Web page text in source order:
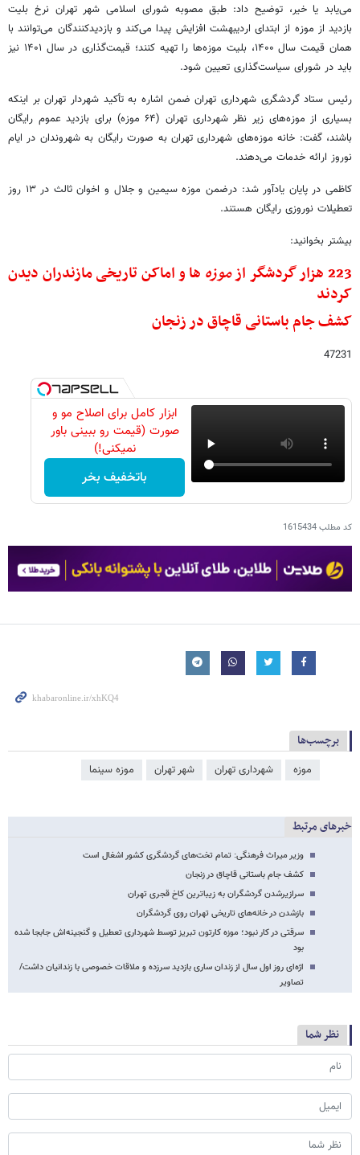
می‌یابد یا خیر، توضیح داد: طبق مصوبه شورای اسلامی شهر تهران نرخ بلیت
بازدید از موزه از ابتدای اردیبهشت افزایش پیدا می‌کند و بازدیدکنندگان می‌توانند با
همان قیمت سال ۱۴۰۰، بلیت موزه‌ها را تهیه کنند؛ قیمت‌گذاری در سال ۱۴۰۱ نیز
باید در شورای سیاست‌گذاری تعیین شود.
رئیس ستاد گردشگری شهرداری تهران ضمن اشاره به تأکید شهردار تهران بر اینکه
بسیاری از موزه‌های زیر نظر شهرداری تهران (۶۴ موزه) برای بازدید عموم رایگان
باشند، گفت: خانه موزه‌های شهرداری تهران به صورت رایگان به شهروندان در ایام
نوروز ارائه خدمات می‌دهند.
کاظمی در پایان یادآور شد: درضمن موزه سیمین و جلال و اخوان ثالث در ۱۳ روز
تعطیلات نوروزی رایگان هستند.
بیشتر بخوانید:
223 هزار گردشگر از موزه ها و اماکن تاریخی مازندران دیدن
کردند
کشف جام باستانی قاچاق در زنجان
47231
ابزار کامل برای اصلاح مو و
صورت (قیمت رو ببینی باور
نمیکنی!)
باتخفیف بخر
کد مطلب1615434
برچسب‌ها
موزه شهرداری تهران شهر تهران موزه سینما
خبرهای مرتبط
وزیر میراث فرهنگی: تمام تخت‌های گردشگری کشور اشغال است
کشف جام باستانی قاچاق در زنجان
سرازیرشدن گردشگران به زیباترین کاخ قجری تهران
بازشدن در خانه‌های تاریخی تهران روی گردشگران
سرقتی در کار نبود؛ موزه کارتون تبریز توسط شهرداری تعطیل و گنجینه‌اش جابجا شده
بود
اژه‌ای روز اول سال از زندان ساری بازدید سرزده و ملاقات خصوصی با زندانیان داشت/
تصاویر
نظر شما